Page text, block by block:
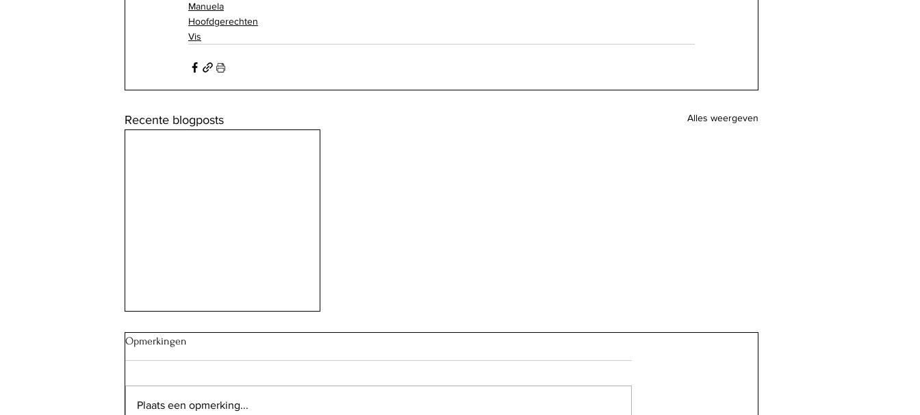
Manuela
Hoofdgerechten
Vis
Recente blogposts Alles weergeven
Opmerkingen
Plaats een opmerking...